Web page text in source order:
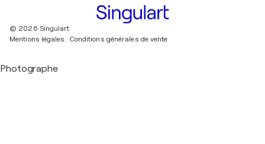
© 2026 Singulart
Mentions légales. Conditions générales de vente
Photographe